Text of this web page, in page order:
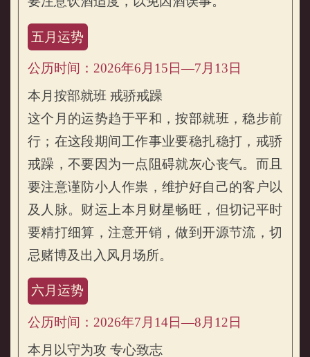
五月运势
公历时间：2026年6月15日—7月13日
本月按部就班 戒骄戒躁
这个月的运势趋于平和，按部就班，稳步前
行；在这段期间工作事业要稳扎稳打，戒骄
戒躁，不要因为一点阻碍就灰心丧气。而且
要注意谨防小人作祟，维护好自己的客户以
及人脉。财运上本月财星畅旺，但切记平时
要精打细算，注意开销，做到开源节流，切
忌赌博及出入风月场所。
六月运势
公历时间：2026年7月14日—8月12日
本月以守为攻 专心致志